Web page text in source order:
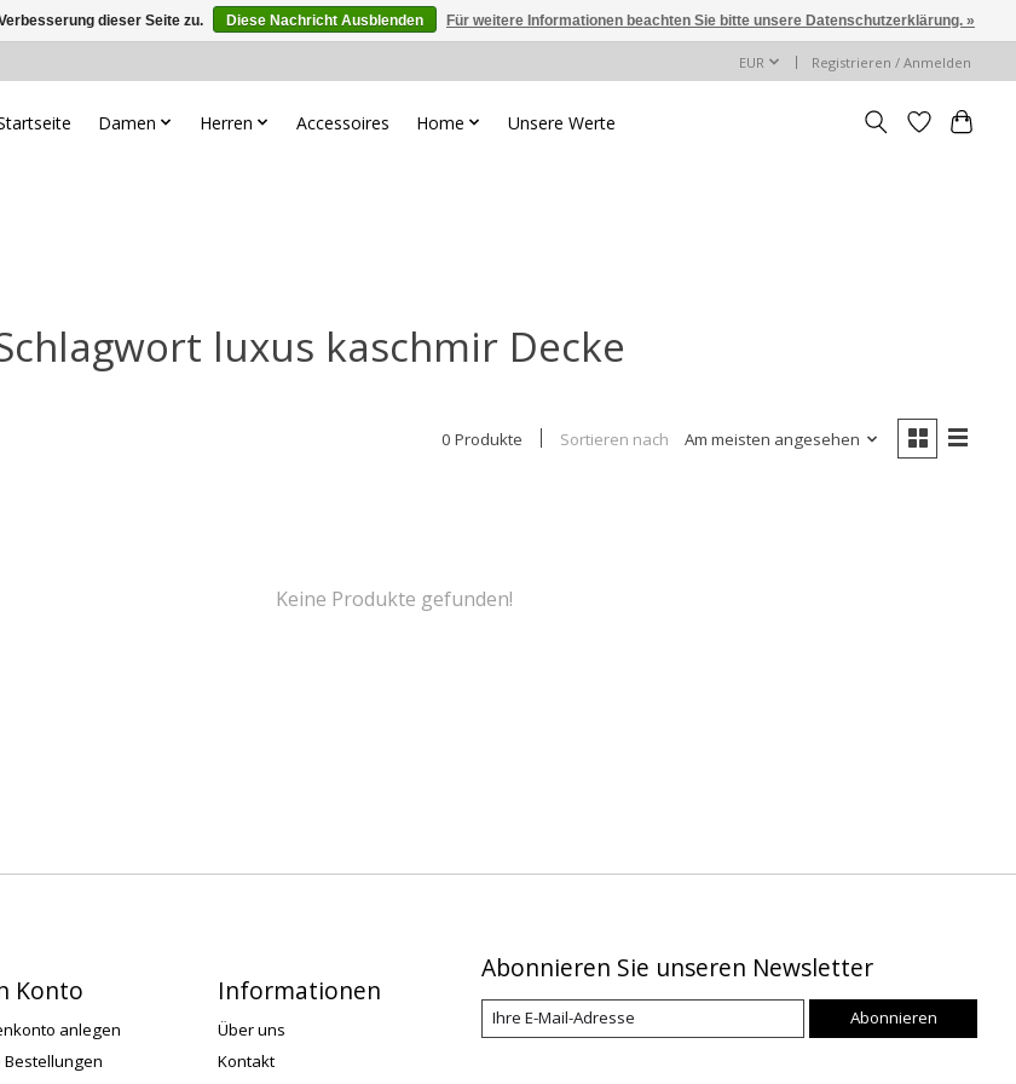
EUR Registrieren / Anmelden
Damen Herren Accessoires Home Unsere Werte
luxus kaschmir Decke
0 Produkte Sortieren nach Am meisten angesehen
Keine Produkte gefunden!
Konto
anlegen
Bestellungen
Informationen
Über uns
Kontakt
Abonnieren Sie unseren Newsletter
Abonnieren
dieser Seite zu. Diese Nachricht Ausblenden Für weitere Informationen beachten Sie bitte unsere Datenschutzerklärung. »